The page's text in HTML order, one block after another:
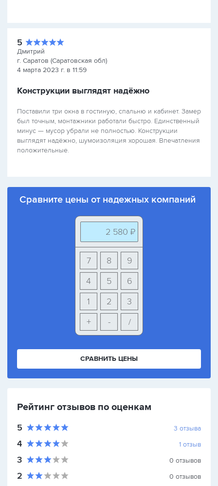
5
Дмитрий
г. Саратов (Саратовская обл)
4 марта 2023 г. в 11:59
Конструкции выглядят надёжно
Поставили три окна в гостиную, спальню и кабинет. Замер
был точным, монтажники работали быстро. Единственный
минус — мусор убрали не полностью. Конструкции
выглядят надёжно, шумоизоляция хорошая. Впечатления
положительные.
Сравните цены от надежных компаний
2 580 ₽
9
8
7
6
5
4
3
2
1
+
- /
СРАВНИТЬ ЦЕНЫ
Рейтинг отзывов по оценкам
5 3 отзыва
4 1 отзыв
3 0 отзывов
2 0 отзывов